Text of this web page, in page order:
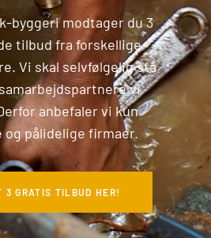
byggeri modtager du 3
tilbud fra forskellige
Vi skal selvfølgelig stå
vi
anbefaler vi kun
og pålidelige firmaer.
3 GRATIS TILBUD HER!